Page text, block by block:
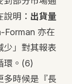
明： 出貨量
Forman 亦在
少」對其報表
。 (6)
多時候是『長